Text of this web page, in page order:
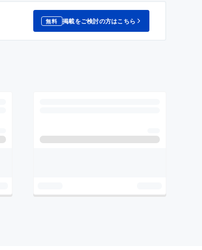
無料 掲載をご検討の方はこちら